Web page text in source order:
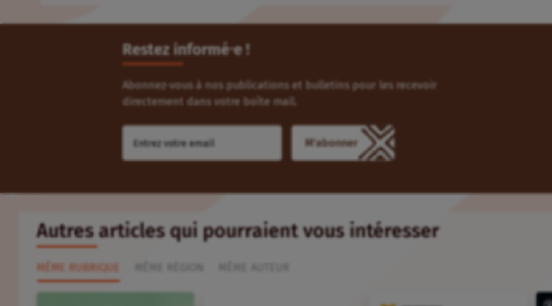
Restez informé⸱e !
Abonnez-vous à nos publications et bulletins pour les recevoir
directement dans votre boîte mail.
Autres articles qui pourraient vous intéresser
MÊME RUBRIQUE